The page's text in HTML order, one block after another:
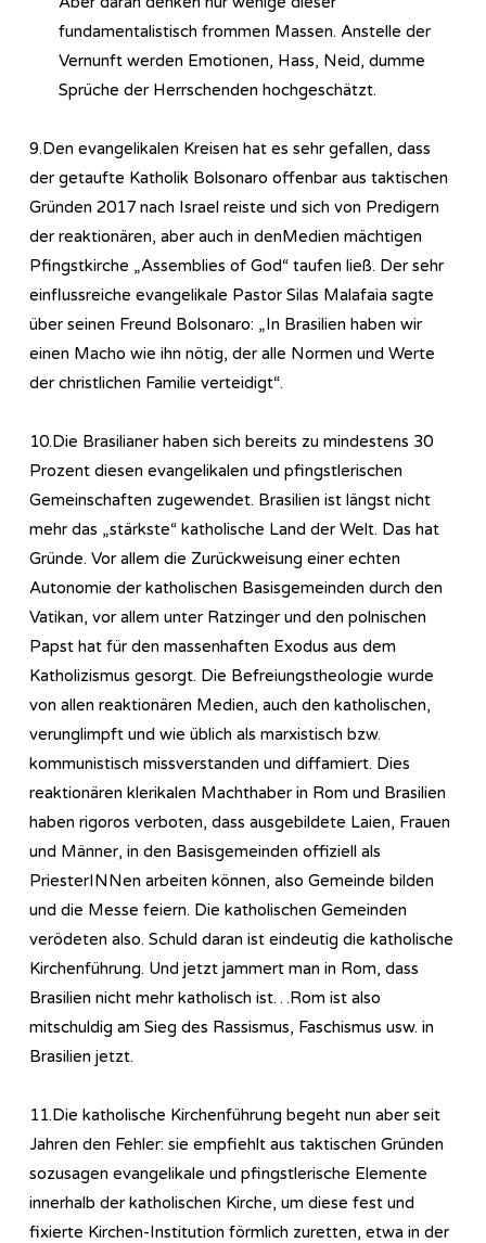
fundamentalistisch frommen Massen. Anstelle der
Vernunft werden Emotionen, Hass, Neid, dumme
Sprüche der Herrschenden hochgeschätzt.
9.Den evangelikalen Kreisen hat es sehr gefallen, dass
der getaufte Katholik Bolsonaro offenbar aus taktischen
Gründen 2017 nach Israel reiste und sich von Predigern
der reaktionären, aber auch in denMedien mächtigen
Pfingstkirche „Assemblies of God“ taufen ließ. Der sehr
einflussreiche evangelikale Pastor Silas Malafaia sagte
über seinen Freund Bolsonaro: „In Brasilien haben wir
einen Macho wie ihn nötig, der alle Normen und Werte
der christlichen Familie verteidigt“.
10.Die Brasilianer haben sich bereits zu mindestens 30
Prozent diesen evangelikalen und pfingstlerischen
Gemeinschaften zugewendet. Brasilien ist längst nicht
mehr das „stärkste“ katholische Land der Welt. Das hat
Gründe. Vor allem die Zurückweisung einer echten
Autonomie der katholischen Basisgemeinden durch den
Vatikan, vor allem unter Ratzinger und den polnischen
Papst hat für den massenhaften Exodus aus dem
Katholizismus gesorgt. Die Befreiungstheologie wurde
von allen reaktionären Medien, auch den katholischen,
verunglimpft und wie üblich als marxistisch bzw.
kommunistisch missverstanden und diffamiert. Dies
reaktionären klerikalen Machthaber in Rom und Brasilien
haben rigoros verboten, dass ausgebildete Laien, Frauen
und Männer, in den Basisgemeinden offiziell als
PriesterINNen arbeiten können, also Gemeinde bilden
und die Messe feiern. Die katholischen Gemeinden
verödeten also. Schuld daran ist eindeutig die katholische
Kirchenführung. Und jetzt jammert man in Rom, dass
Brasilien nicht mehr katholisch ist…Rom ist also
mitschuldig am Sieg des Rassismus, Faschismus usw. in
Brasilien jetzt.
11.Die katholische Kirchenführung begeht nun aber seit
Jahren den Fehler: sie empfiehlt aus taktischen Gründen
sozusagen evangelikale und pfingstlerische Elemente
innerhalb der katholischen Kirche, um diese fest und
fixierte Kirchen-Institution förmlich zuretten, etwa in der